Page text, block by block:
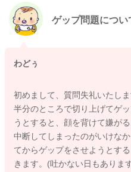
ゲップ問題につ
わどぅ
初めまして、質問失礼いたし
半分のところで切り上げてゲ
うとすると、顔を背けて嫌がる
中断してしまったのがいけな
てからゲップをさせようとす
きます。(吐かない日もありま